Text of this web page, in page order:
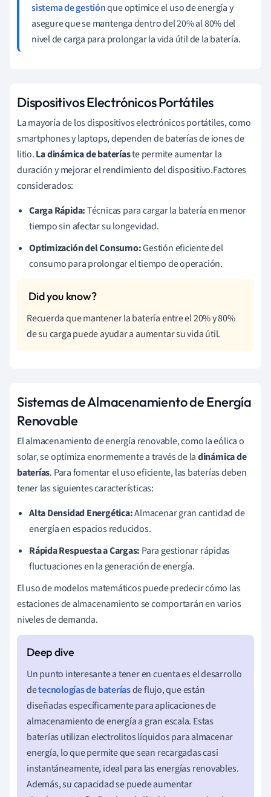
sistema de gestiónque optimice el uso de energía y
asegure que se mantenga dentro del 20% al 80% del
nivel de carga para prolongar la vida útil de la batería.
Dispositivos Electrónicos Portátiles
La mayoría de los dispositivos electrónicos portátiles, como
smartphones y laptops, dependen de baterías de iones de
litio.La dinámica de bateríaste permite aumentar la
duración y mejorar el rendimiento del dispositivo.Factores
considerados:
Carga Rápida:Técnicas para cargar la batería en menor
tiempo sin afectar su longevidad.
Optimización del Consumo:Gestión eficiente del
consumo para prolongar el tiempo de operación.
Recuerda que mantener la batería entre el 20% y 80%
de su carga puede ayudar a aumentar su vida útil.
Sistemas de Almacenamiento de Energía
Renovable
El almacenamiento de energía renovable, como la eólica o
solar, se optimiza enormemente a través de ladinámica de
baterías. Para fomentar el uso eficiente, las baterías deben
tener las siguientes características:
Alta Densidad Energética:Almacenar gran cantidad de
energía en espacios reducidos.
Rápida Respuesta a Cargas: Para gestionar rápidas
fluctuaciones en la generación de energía.
El uso de modelos matemáticos puede predecir cómo las
estaciones de almacenamiento se comportarán en varios
niveles de demanda.
Un punto interesante a tener en cuenta es el desarrollo
detecnologías de bateríasde flujo, que están
diseñadas específicamente para aplicaciones de
almacenamiento de energía a gran escala. Estas
baterías utilizan electrolitos líquidos para almacenar
energía, lo que permite que sean recargadas casi
instantáneamente, ideal para las energías renovables.
Además, su capacidad se puede aumentar